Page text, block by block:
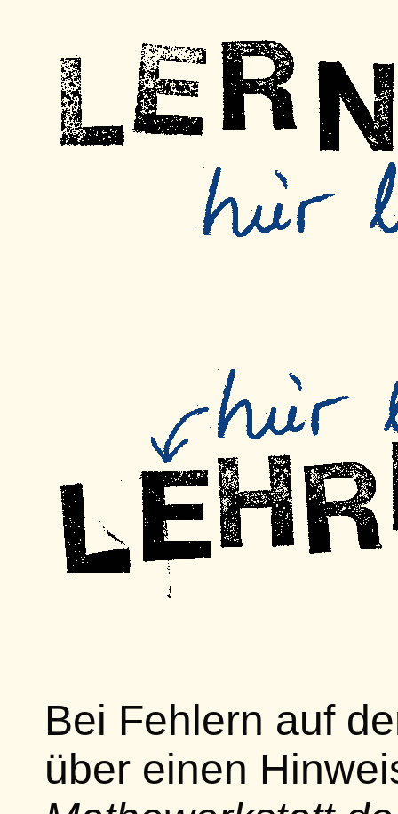
Bei Fehlern auf
über einen